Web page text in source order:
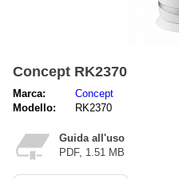
Concept RK2370
Marca:
Concept
Modello:
RK2370
Guida all'uso
PDF, 1.51 MB